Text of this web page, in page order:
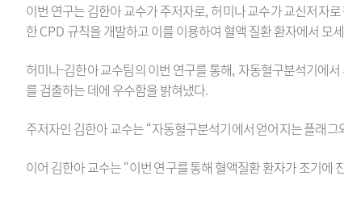
이번 연구는 김한아 교수가 주저자로, 허미나 교수가 교신저자
한CPD 규칙을 개발하고 이를 이용하여 혈액 질환 환자에서 모
허미나-김한아 교수팀의 이번 연구를 통해, 자동혈구분석기에
를 검출하는 데에 우수함을 밝혀냈다.
주저자인 김한아 교수는“자동혈구분석기에서 얻어지는 플래그
이어 김한아 교수는“이번 연구를 통해 혈액질환 환자가 조기에